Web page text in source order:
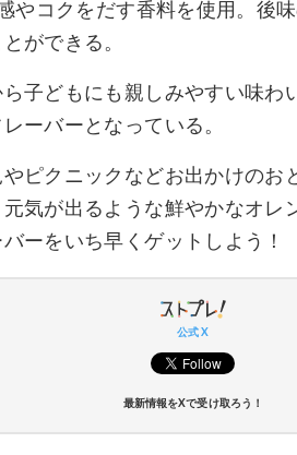
やコクをだす香料を使用。後
ができる。
子どもにも親しみやすい味わ
ーバーとなっている。
ピクニックなどお出かけのお
気が出るような鮮やかなオレ
ーをいち早くゲットしよう！
公式 X
最新情報をXで受け取ろう！